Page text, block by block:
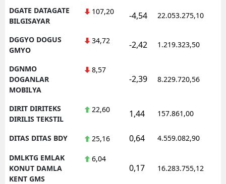
DGATE DATAGATE
BILGISAYAR
107,20 -4,54 22.053.275,10
DGGYO DOGUS
GMYO
34,72 -2,42 1.219.323,50
DGNMO
DOGANLAR
MOBILYA
8,57
-2,39 8.229.720,56
DIRIT DIRITEKS
DIRILIS TEKSTIL
22,60 1,44 157.861,00
DITAS DITAS BDY 25,16 0,64 4.559.082,90
DMLKTG EMLAK
KONUT DAMLA
KENT GMS
6,04
0,17 16.283.755,12